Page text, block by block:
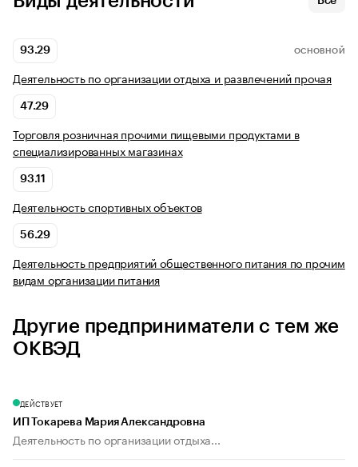
93.29 ОСНОВНОЙ
Деятельность по организации отдыха и развлечений прочая
47.29
Торговля розничная прочими пищевыми продуктами в
специализированных магазинах
93.11
Деятельность спортивных объектов
56.29
Деятельность предприятий общественного питания по прочим
видам организации питания
Другие предприниматели с тем же
ОКВЭД
ДЕЙСТВУЕТ
ИП Токарева Мария Александровна
Деятельность по организации отдыха...